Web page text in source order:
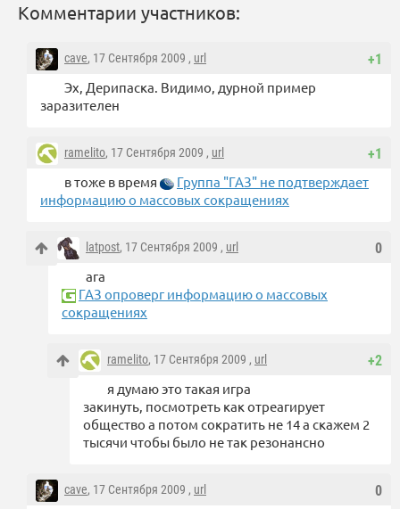
Комментарии участников:
+1
cave, 17 Сентября 2009 , url
Эх, Дерипаска. Видимо, дурной пример
заразителен
+1
ramelito, 17 Сентября 2009 , url
в тоже в время
Группа "ГАЗ" не подтверждает
информацию о массовых сокращениях
0
latpost, 17 Сентября 2009 , url
ага
ГАЗ опроверг информацию о массовых
сокращениях
+2
ramelito, 17 Сентября 2009 , url
я думаю это такая игра
закинуть, посмотреть как отреагирует
общество а потом сократить не 14 а скажем 2
тысячи чтобы было не так резонансно
0
cave, 17 Сентября 2009 , url